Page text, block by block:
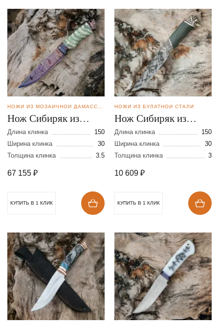
Нож Сибиряк из
мозаичной дамасской
стали
Длина клинка
150
Ширина клинка
30
Толщина клинка
3.5
67 155 ₽
КУПИТЬ В 1 КЛИК
НОЖИ ИЗ БУЛАТНОЙ СТАЛИ
Нож Сибиряк из
булатной стали
Длина клинка
150
Ширина клинка
30
Толщина клинка
3
10 609 ₽
КУПИТЬ В 1 КЛИК